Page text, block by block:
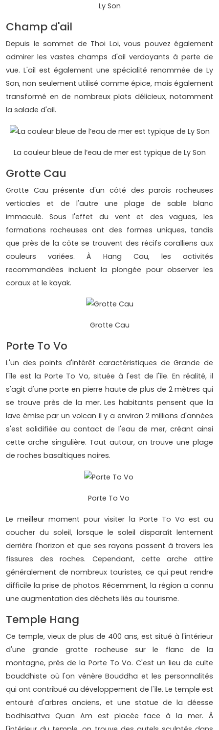
Ly Son
Champ d'ail
Depuis le sommet de Thoi Loi, vous pouvez également
admirer les vastes champs d'ail verdoyants à perte de
vue. L'ail est également une spécialité renommée de Ly
Son, non seulement utilisé comme épice, mais également
transformé en de nombreux plats délicieux, notamment
la salade d'ail.
La couleur bleue de l’eau de mer est typique de Ly Son
Grotte Cau
Grotte Cau présente d'un côté des parois rocheuses
verticales et de l'autre une plage de sable blanc
immaculé. Sous l'effet du vent et des vagues, les
formations rocheuses ont des formes uniques, tandis
que près de la côte se trouvent des récifs coralliens aux
couleurs variées. À Hang Cau, les activités
recommandées incluent la plongée pour observer les
coraux et le kayak.
Grotte Cau
Porte To Vo
L'un des points d'intérêt caractéristiques de Grande de
l'île est la Porte To Vo, située à l'est de l'île. En réalité, il
s'agit d'une porte en pierre haute de plus de 2 mètres qui
se trouve près de la mer. Les habitants pensent que la
lave émise par un volcan il y a environ 2 millions d'années
s'est solidifiée au contact de l'eau de mer, créant ainsi
cette arche singulière. Tout autour, on trouve une plage
de roches basaltiques noires.
Porte To Vo
Le meilleur moment pour visiter la Porte To Vo est au
coucher du soleil, lorsque le soleil disparaît lentement
derrière l'horizon et que ses rayons passent à travers les
fissures des roches. Cependant, cette arche attire
généralement de nombreux touristes, ce qui peut rendre
difficile la prise de photos. Récemment, la région a connu
une augmentation des déchets liés au tourisme.
Temple Hang
Ce temple, vieux de plus de 400 ans, est situé à l'intérieur
d'une grande grotte rocheuse sur le flanc de la
montagne, près de la Porte To Vo. C'est un lieu de culte
bouddhiste où l'on vénère Bouddha et les personnalités
qui ont contribué au développement de l'île. Le temple est
entouré d'arbres anciens, et une statue de la déesse
bodhisattva Quan Am est placée face à la mer. À